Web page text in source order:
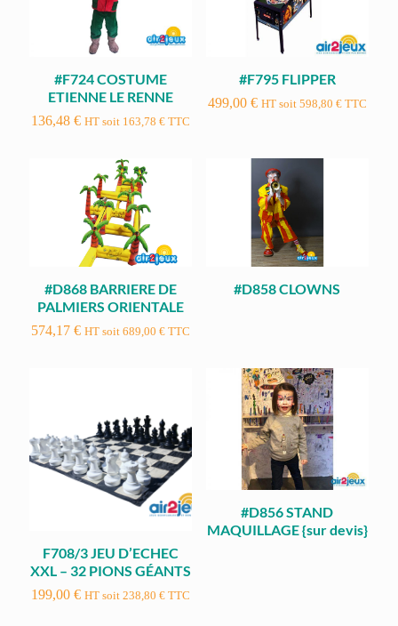
#F724 COSTUME
ETIENNE LE RENNE
136,48€ HT soit 163,78€ TTC
#F795 FLIPPER
499,00 € HT soit 598,80 €TTC
#D868 BARRIERE DE
PALMIERS ORIENTALE
574,17€ HT soit689,00€ TTC
#D858 CLOWNS
F708/3 JEU D’ECHEC
XXL – 32 PIONS GÉANTS
199,00€ HT soit238,80€ TTC
#D856 STAND
MAQUILLAGE {sur devis}